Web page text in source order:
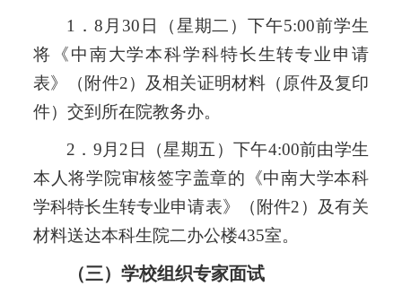
1．8月30日（星期二 ）下午5:00前学生
将《中南大学本科学科特长生转专业申请
表》（附件2）及相关证明材料（原件及复印
件）交到所在院教务办。
2．9月2日（星期五 ）下午4:00前由学生
本人将学院审核签字盖章的《中南大学本科
学科特长生转专业申请表》（附件2）及有关
材料送达本科生院二办公楼435室。
（三）学校组织专家面试